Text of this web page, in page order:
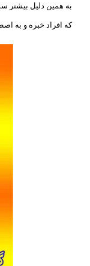
به همین دلیل بیشتر
که افراد خبره و به